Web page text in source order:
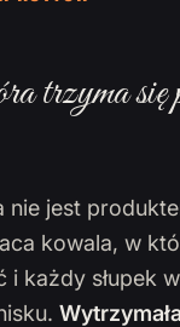
trzyma się
nie jest
kowala, w
i każdy słupek